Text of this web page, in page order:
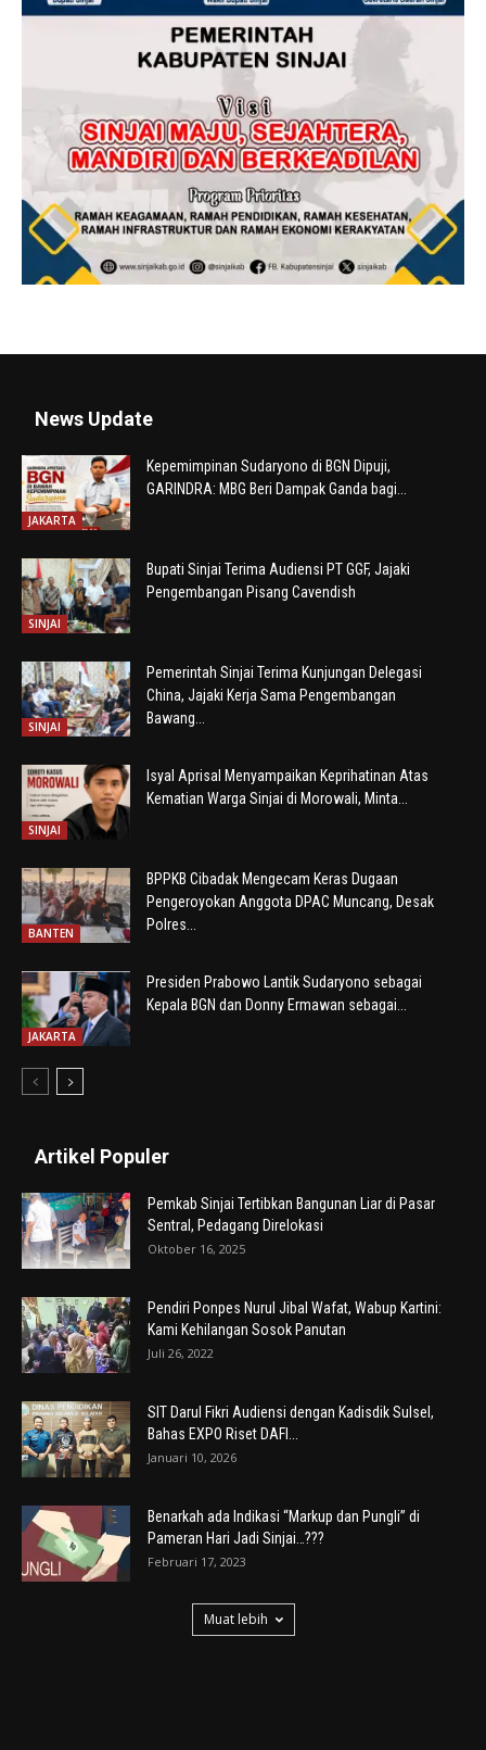
News Update
JAKARTA
Kepemimpinan Sudaryono di BGN Dipuji,
GARINDRA: MBG Beri Dampak Ganda bagi...
SINJAI
Bupati Sinjai Terima Audiensi PT GGF, Jajaki
Pengembangan Pisang Cavendish
SINJAI
Pemerintah Sinjai Terima Kunjungan Delegasi
China, Jajaki Kerja Sama Pengembangan
Bawang...
SINJAI
Isyal Aprisal Menyampaikan Keprihatinan Atas
Kematian Warga Sinjai di Morowali, Minta...
BANTEN
BPPKB Cibadak Mengecam Keras Dugaan
Pengeroyokan Anggota DPAC Muncang, Desak
Polres...
JAKARTA
Presiden Prabowo Lantik Sudaryono sebagai
Kepala BGN dan Donny Ermawan sebagai...
Artikel Populer
Pemkab Sinjai Tertibkan Bangunan Liar di Pasar
Sentral, Pedagang Direlokasi
Oktober 16, 2025
Pendiri Ponpes Nurul Jibal Wafat, Wabup Kartini:
Kami Kehilangan Sosok Panutan
Juli 26, 2022
SIT Darul Fikri Audiensi dengan Kadisdik Sulsel,
Bahas EXPO Riset DAFI...
Januari 10, 2026
Benarkah ada Indikasi “Markup dan Pungli” di
Pameran Hari Jadi Sinjai…???
Februari 17, 2023
Muat lebih